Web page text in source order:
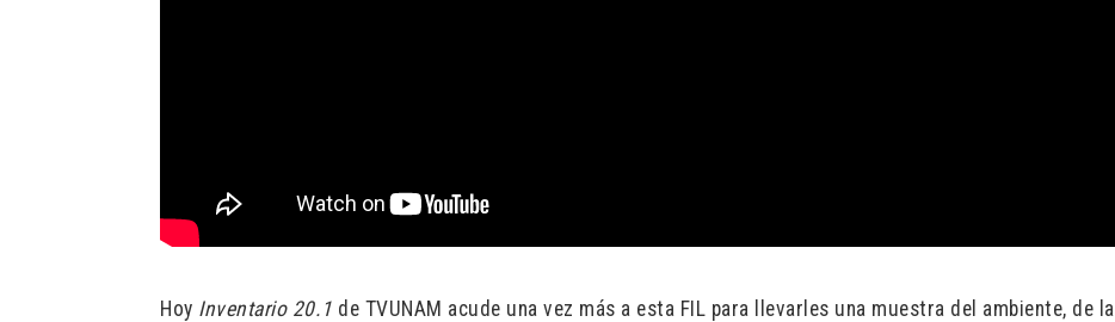
Hoy Inventario 20.1 de TVUNAM acude una vez más a esta FIL para llevarles una muestra del ambiente, de la